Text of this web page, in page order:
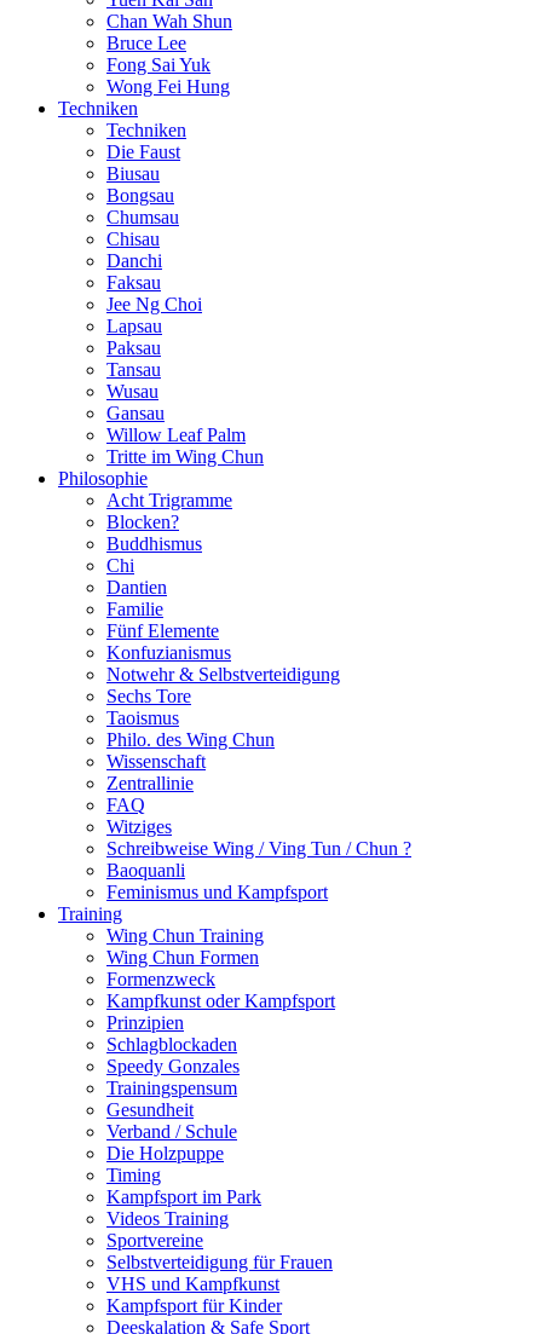
Chan Wah Shun
Bruce Lee
Fong Sai Yuk
Wong Fei Hung
Techniken
Techniken
Die Faust
Biusau
Bongsau
Chumsau
Chisau
Danchi
Faksau
Jee Ng Choi
Lapsau
Paksau
Tansau
Wusau
Gansau
Willow Leaf Palm
Tritte im Wing Chun
Philosophie
Acht Trigramme
Blocken?
Buddhismus
Chi
Dantien
Familie
Fünf Elemente
Konfuzianismus
Notwehr & Selbstverteidigung
Sechs Tore
Taoismus
Philo. des Wing Chun
Wissenschaft
Zentrallinie
FAQ
Witziges
Schreibweise Wing / Ving Tun / Chun ?
Baoquanli
Feminismus und Kampfsport
Training
Wing Chun Training
Wing Chun Formen
Formenzweck
Kampfkunst oder Kampfsport
Prinzipien
Schlagblockaden
Speedy Gonzales
Trainingspensum
Gesundheit
Verband / Schule
Die Holzpuppe
Timing
Kampfsport im Park
Videos Training
Sportvereine
Selbstverteidigung für Frauen
VHS und Kampfkunst
Kampfsport für Kinder
Deeskalation & Safe Sport